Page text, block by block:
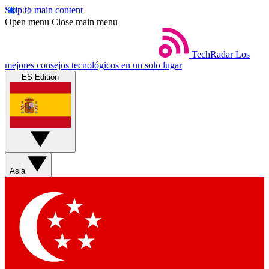
Skip to main content
Open menu Close main menu
TechRadar Los
mejores consejos tecnológicos en un solo lugar
ES Edition
Asia